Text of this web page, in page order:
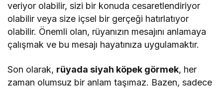
veriyor olabilir, sizi bir konuda cesaretlendiriyor
olabilir veya size içsel bir gerçeği hatırlatıyor
olabilir. Önemli olan, rüyanızın mesajını anlamaya
çalışmak ve bu mesajı hayatınıza uygulamaktır.
Son olarak, rüyada siyah köpek görmek, her
zaman olumsuz bir anlam taşımaz. Bazen, sadece